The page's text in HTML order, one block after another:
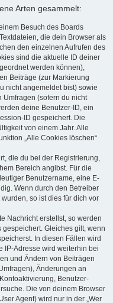
Arten gesammelt:
Besuch des Boards
die dein Browser als
den einzelnen Aufrufen des
sind die aktuelle ID deiner
werden können),
Beiträge (zur Markierung
nicht angemeldet bist) sowie
Umfragen (sofern du nicht
deine Benutzer-ID, ein
ID gespeichert. Die
von einem Jahr. Alle
„Alle Cookies löschen“
die du bei der Registrierung,
Bereich angibst. Für die
Benutzername, eine E-
Wenn durch den Betreiber
so ist dies für dich vor
Nachricht erstellst, so werden
Gleiches gilt, wenn
In diesen Fällen wird
IP-Adresse wird weiterhin bei
und Ändern von Beiträgen
Änderungen an
Benutzer-
Die von deinem Browser
Agent) wird nur in der „Wer